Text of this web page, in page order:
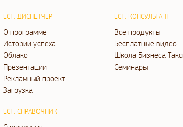
ЕСТ: ДИСПЕТЧЕР
О программе
Истории успеха
Облако
Презентации
Рекламный проект
Загрузка
ЕСТ: КОНСУЛЬТАНТ
Все продукты
Бесплатные видео
Школа Бизнеса
Семинары
ЕСТ: СПРАВОЧНИК